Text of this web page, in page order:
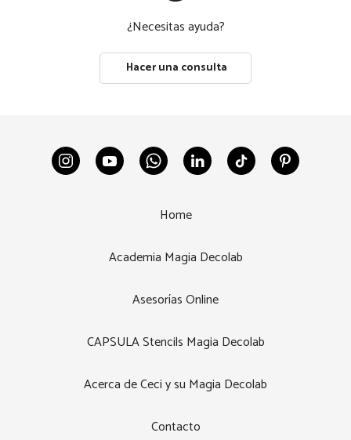
¿Necesitas ayuda?
Hacer una consulta
Home
Academia Magia Decolab
Asesorías Online
CAPSULA Stencils Magia Decolab
Acerca de Ceci y su Magia Decolab
Contacto